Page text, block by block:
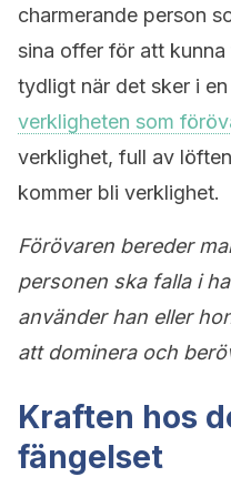
charmerande person
sina offer för att
tydligt när det sker i
verkligheten som
verklighet, full av
kommer bli verklighet.
Förövaren bereder
personen ska falla i
använder han eller
att dominera och
Kraften hos
fängelset